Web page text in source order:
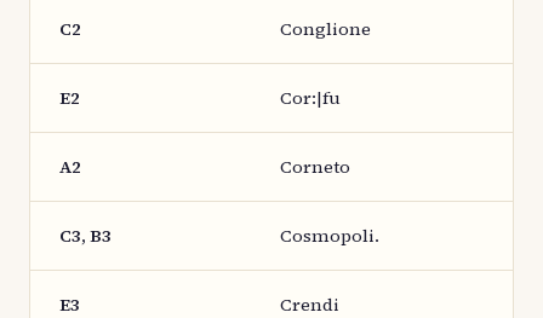
C2 Conglione
E2 Cor:|fu
A2 Corneto
C3, B3 Cosmopoli.
E3 Crendi